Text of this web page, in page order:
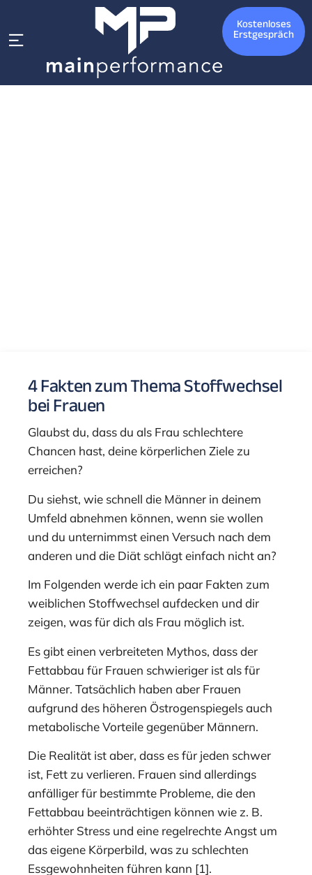
Kostenloses
Erstgespräch
4 Fakten zum Thema Stoffwechsel
bei Frauen
Glaubst du, dass du als Frau schlechtere
Chancen hast, deine körperlichen Ziele zu
erreichen?
Du siehst, wie schnell die Männer in deinem
Umfeld abnehmen können, wenn sie wollen
und du unternimmst einen Versuch nach dem
anderen und die Diät schlägt einfach nicht an?
Im Folgenden werde ich ein paar Fakten zum
weiblichen Stoffwechsel aufdecken und dir
zeigen, was für dich als Frau möglich ist.
Es gibt einen verbreiteten Mythos, dass der
Fettabbau für Frauen schwieriger ist als für
Männer. Tatsächlich haben aber Frauen
aufgrund des höheren Östrogenspiegels auch
metabolische Vorteile gegenüber Männern.
Die Realität ist aber, dass es für jeden schwer
ist, Fett zu verlieren. Frauen sind allerdings
anfälliger für bestimmte Probleme, die den
Fettabbau beeinträchtigen können wie z. B.
erhöhter Stress und eine regelrechte Angst um
das eigene Körperbild, was zu schlechten
Essgewohnheiten führen kann [1].